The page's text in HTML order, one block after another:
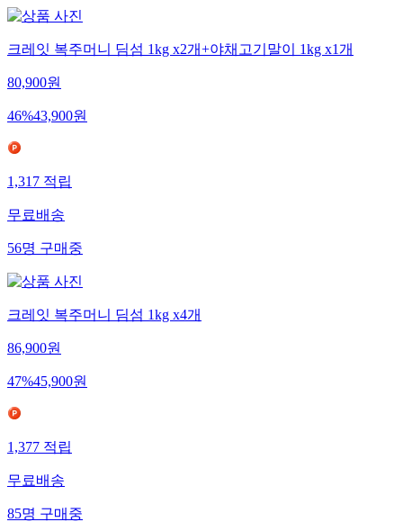
크레잇 복주머니 딤섬 1kg x2개+야채고기말이 1kg x1개
80,900원
46%43,900원
1,317적립
무료배송
56명구매중
크레잇 복주머니 딤섬 1kg x4개
86,900원
47%45,900원
1,377적립
무료배송
85명구매중